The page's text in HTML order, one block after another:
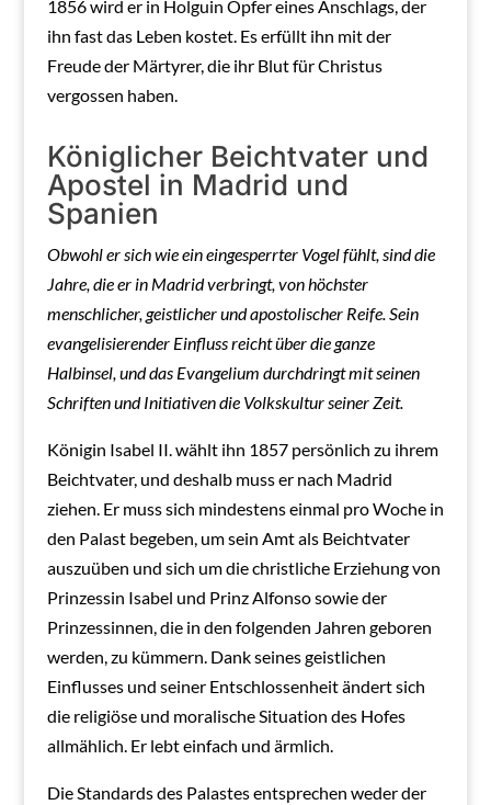
1856 wird er in Holguin Opfer eines Anschlags, der
ihn fast das Leben kostet. Es erfüllt ihn mit der
Freude der Märtyrer, die ihr Blut für Christus
vergossen haben.
Königlicher Beichtvater und
Apostel in Madrid und
Spanien
Obwohl er sich wie ein eingesperrter Vogel fühlt, sind die
Jahre, die er in Madrid verbringt, von höchster
menschlicher, geistlicher und apostolischer Reife. Sein
evangelisierender Einfluss reicht über die ganze
Halbinsel, und das Evangelium durchdringt mit seinen
Schriften und Initiativen die Volkskultur seiner Zeit.
Königin Isabel II. wählt ihn 1857 persönlich zu ihrem
Beichtvater, und deshalb muss er nach Madrid
ziehen. Er muss sich mindestens einmal pro Woche in
den Palast begeben, um sein Amt als Beichtvater
auszuüben und sich um die christliche Erziehung von
Prinzessin Isabel und Prinz Alfonso sowie der
Prinzessinnen, die in den folgenden Jahren geboren
werden, zu kümmern. Dank seines geistlichen
Einflusses und seiner Entschlossenheit ändert sich
die religiöse und moralische Situation des Hofes
allmählich. Er lebt einfach und ärmlich.
Die Standards des Palastes entsprechen weder der